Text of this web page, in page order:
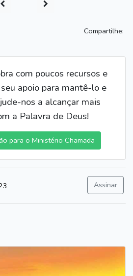
Compartilhe:
com poucos recursos e
apoio para mantê-lo e
nos a alcançar mais
a Palavra de Deus!
para o Ministério Chamada
Assinar